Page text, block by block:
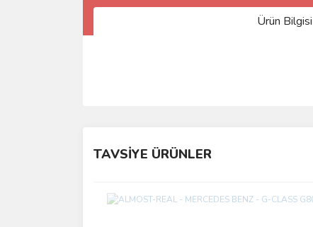
Ürün Bilgisi
TAVSİYE ÜRÜNLER